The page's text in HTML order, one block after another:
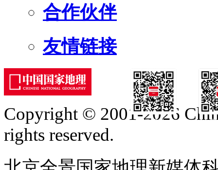
合作伙伴
友情链接
订阅号
Copyright © 2001-2026
rights reserved.